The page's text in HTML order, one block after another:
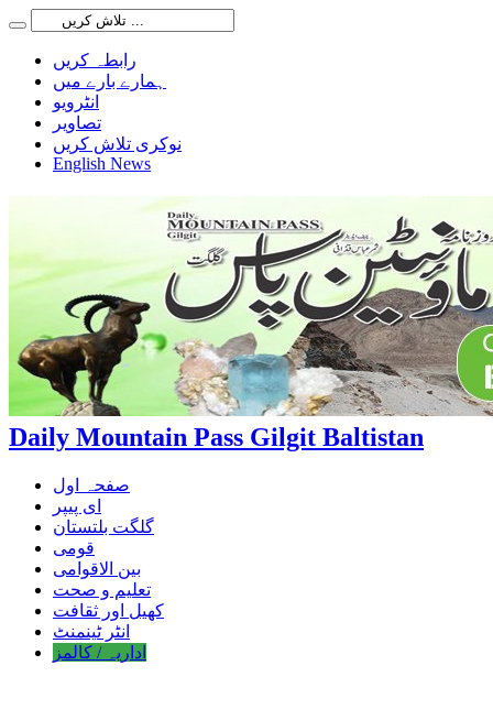
رابطہ کریں
ہمارے بارے میں
انٹرویو
تصاویر
نوکری تلاش کریں
English News
Daily Mountain Pass Gilgit Baltistan
صفحہ اول
ای پیپر
گلگت بلتستان
قومی
بین الاقوامی
تعلیم و صحت
کھیل اور ثقافت
انٹر ٹینمنٹ
اداریہ / کالمز